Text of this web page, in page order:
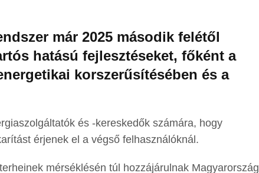
már 2025 második felétől
hatású fejlesztéseket, főként a
korszerűsítésében és a
és -kereskedők számára, hogy
érjenek el a végső felhasználóknál.
mérséklésén túl hozzájárulnak Magyarország